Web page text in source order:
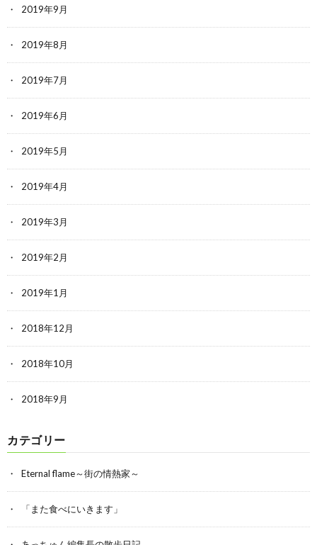
2019年9月
2019年8月
2019年7月
2019年6月
2019年5月
2019年4月
2019年3月
2019年2月
2019年1月
2018年12月
2018年10月
2018年9月
カテゴリー
Eternal flame～街の情熱家～
「また食べにいきます」